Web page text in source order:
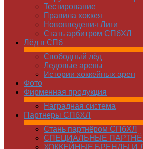
Тестирование
Правила хоккея
Нововведения Лиги
Стать арбитром СПбХЛ
Лёд в СПб
Свободный лёд
Ледовые арены
Истории хоккейных арен
Фото
Фирменная продукция
Наградная система
Партнеры СПбХЛ
Стань партнёром СПбХЛ
СПЕЦИАЛЬНЫЕ
ХОККЕЙНЫЕ БРЕНДЫ И